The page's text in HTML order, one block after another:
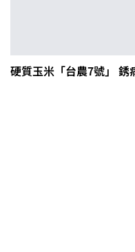
硬質玉米「台農7號」